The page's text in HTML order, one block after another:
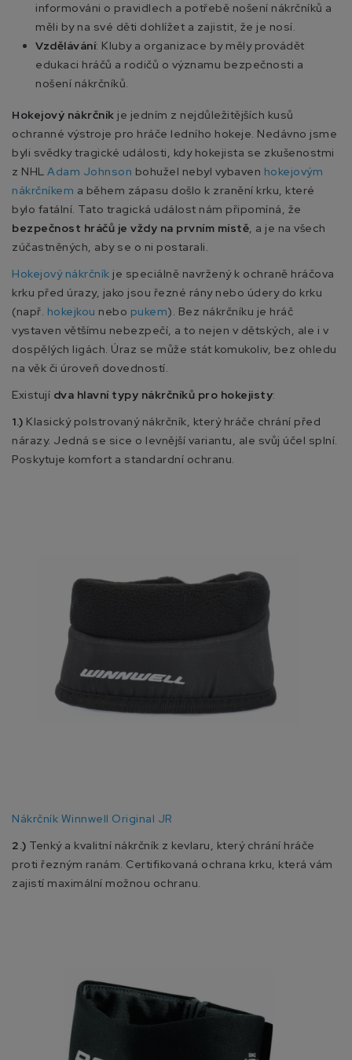
informováni o pravidlech a potřebě nošení nákrčníků a
měli by na své děti dohlížet a zajistit, že je nosí.
Vzdělávání: Kluby a organizace by měly provádět
edukaci hráčů a rodičů o významu bezpečnosti a
nošení nákrčníků.
Hokejový nákrčník je jedním z nejdůležitějších kusů
ochranné výstroje pro hráče ledního hokeje. Nedávno jsme
byli svědky tragické události, kdy hokejista se zkušenostmi
z NHL Adam Johnson bohužel nebyl vybaven hokejovým
nákrčníkem a během zápasu došlo k zranění krku, které
bylo fatální. Tato tragická událost nám připomíná, že
bezpečnost hráčů je vždy na prvním místě, a je na všech
zúčastněných, aby se o ni postarali.
Hokejový nákrčník je speciálně navržený k ochraně hráčova
krku před úrazy, jako jsou řezné rány nebo údery do krku
(např. hokejkou nebo pukem). Bez nákrčníku je hráč
vystaven většímu nebezpečí, a to nejen v dětských, ale i v
dospělých ligách. Úraz se může stát komukoliv, bez ohledu
na věk či úroveň dovedností.
Existují dva hlavní typy nákrčníků pro hokejisty:
1.) Klasický polstrovaný nákrčník, který hráče chrání před
nárazy. Jedná se sice o levnější variantu, ale svůj účel splní.
Poskytuje komfort a standardní ochranu.
Nákrčník Winnwell Original JR
2.) Tenký a kvalitní nákrčník z kevlaru, který chrání hráče
proti řezným ranám. Certifikovaná ochrana krku, která vám
zajistí maximální možnou ochranu.